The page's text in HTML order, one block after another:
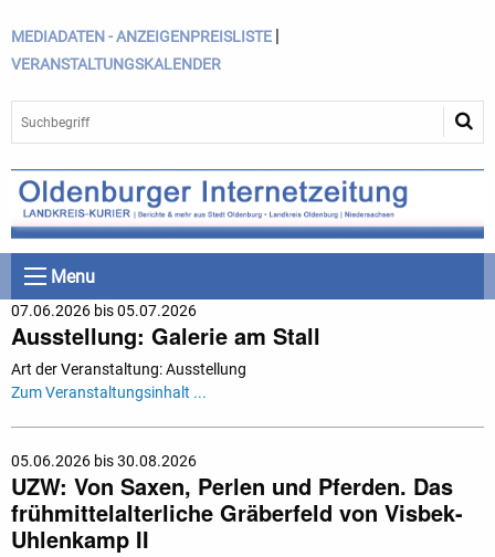
MEDIADATEN - ANZEIGENPREISLISTE |
VERANSTALTUNGSKALENDER
Menu
07.06.2026 bis 05.07.2026
Ausstellung: Galerie am Stall
Art der Veranstaltung: Ausstellung
Zum Veranstaltungsinhalt ...
05.06.2026 bis 30.08.2026
UZW: Von Saxen, Perlen und Pferden. Das
frühmittelalterliche Gräberfeld von Visbek-
Uhlenkamp II